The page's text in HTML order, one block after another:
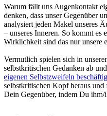
Warum fällt uns Augenkontakt
denken, dass unser Gegenüber
analysiert jeden Makel unseres
– unseres Inneren. So kommt es
Wirklichkeit sind das nur unsere
Vermutlich spielen sich in
selbstkritischen Gedanken ab
eigenen Selbstzweifeln
selbstkritischen Kopf heraus und
Dein Gegenüber, indem Du ihm/